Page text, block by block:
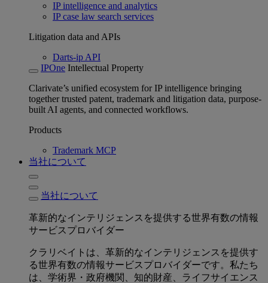
IP intelligence and analytics
IP case law search services
Litigation data and APIs
Darts-ip API
IPOne Intellectual Property
Clarivate’s unified ecosystem for IP intelligence bringing
together trusted patent, trademark and litigation data, purpose-
built AI agents, and connected workflows.
Products
Trademark MCP
当社について
当社について
革新的なインテリジェンスを提供する世界有数の情報
サービスプロバイダー
クラリベイトは、革新的なインテリジェンスを提供す
る世界有数の情報サービスプロバイダーです。私たち
は、学術界・政府機関、知的財産、ライフサイエンス